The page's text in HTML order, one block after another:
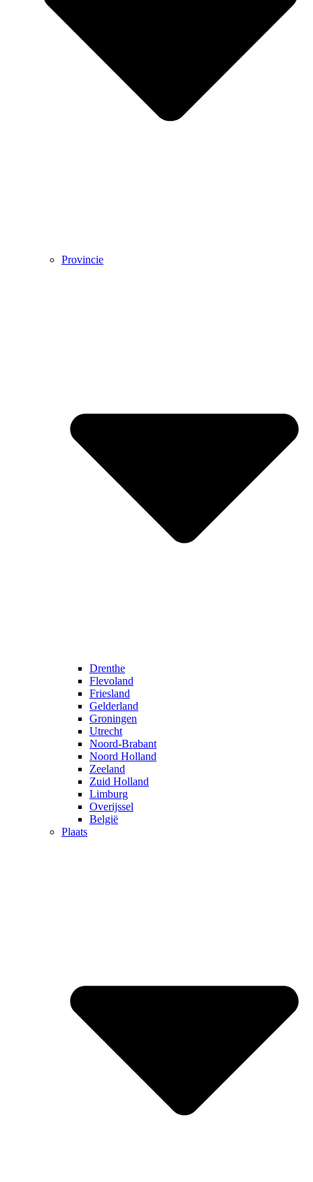
Provincie
Drenthe
Flevoland
Friesland
Gelderland
Groningen
Utrecht
Noord-Brabant
Noord Holland
Zeeland
Zuid Holland
Limburg
Overijssel
België
Plaats